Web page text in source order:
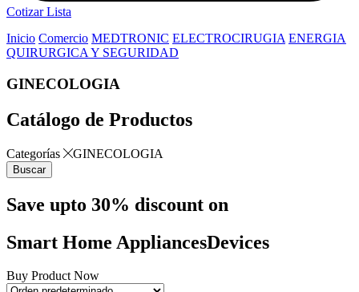
Cotizar Lista
Inicio Comercio MEDTRONIC ELECTROCIRUGIA ENERGIA
QUIRURGICA Y SEGURIDAD
GINECOLOGIA
Catálogo de Productos
Categorías GINECOLOGIA
Buscar
Save upto 30% discount on
Smart Home AppliancesDevices
Buy Product Now